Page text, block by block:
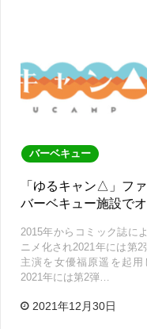
バーベキュー
「ゆるキャン△」フ
バーベキュー施設で
2015年からコミック誌に
ニメ化され2021年には第
主演を女優福原遥を起用
2021年には第2弾…
2021年12月30日